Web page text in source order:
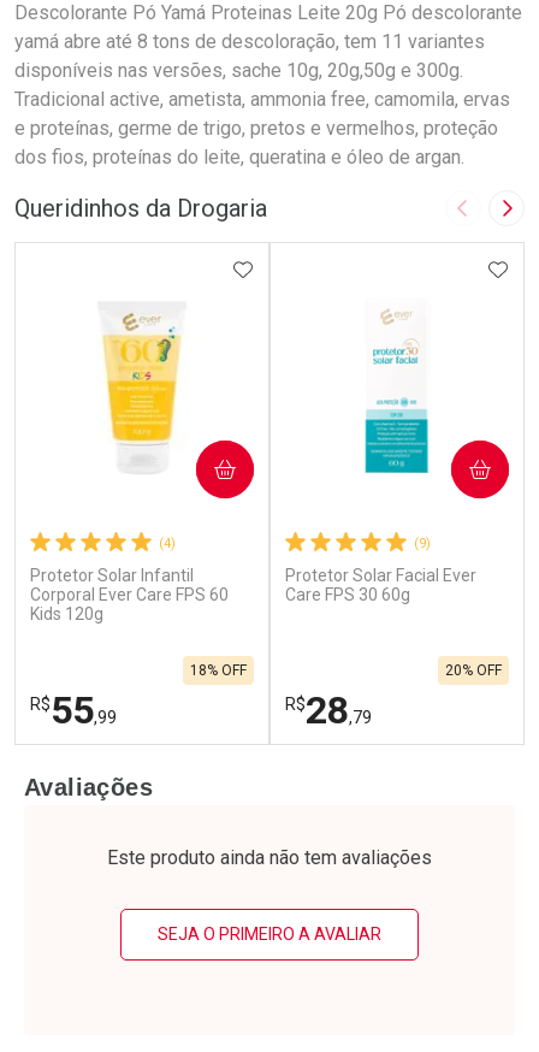
Descolorante Pó Yamá Proteinas Leite 20g Pó descolorante
yamá abre até 8 tons de descoloração, tem 11 variantes
disponíveis nas versões, sache 10g, 20g,50g e 300g.
Tradicional active, ametista, ammonia free, camomila, ervas
e proteínas, germe de trigo, pretos e vermelhos, proteção
dos fios, proteínas do leite, queratina e óleo de argan.
Queridinhos da Drogaria Imagem
(4)
Protetor Solar Infantil
Corporal Ever Care FPS 60
Kids 120g
R$55,99
18% OFF
ADICIONAR AOS FAVORITOS
COMPRAR
Laboratório
Por Menos
(9)
Protetor Solar Facial Ever
Care FPS 30 60g
R$28,79
20% OFF
COMPRAR
Laboratório
Por Menos
Avaliações
Este produto ainda não tem avaliações
SEJA O PRIMEIRO A AVALIAR